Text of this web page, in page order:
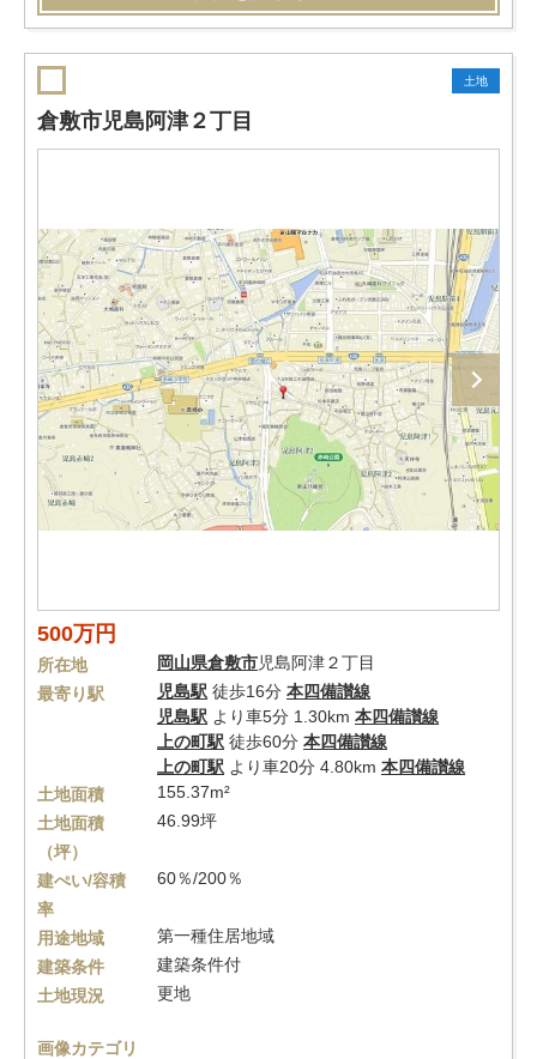
土地
倉敷市児島阿津２丁目
500万円
所在地 岡山県倉敷市児島阿津２丁目
最寄り駅
児島駅 徒歩16分 本四備讃線
児島駅 より車5分 1.30km 本四備讃線
上の町駅 徒歩60分 本四備讃線
上の町駅 より車20分 4.80km 本四備讃線
土地面積
155.37m²
土地面積
（坪）
46.99坪
建ぺい/容積
率
60％/200％
用途地域
第一種住居地域
建築条件
建築条件付
土地現況
更地
画像カテゴリ